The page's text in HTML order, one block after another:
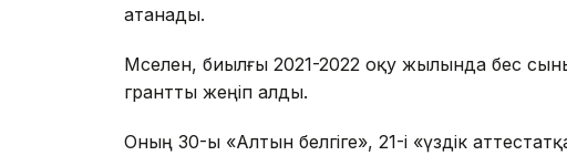
атанады.
Мәселен, биылғы 2021-2022 оқу жылында бес
грантты жеңіп алды.
Оның 30-ы «Алтын белгіге», 21-і «үздік